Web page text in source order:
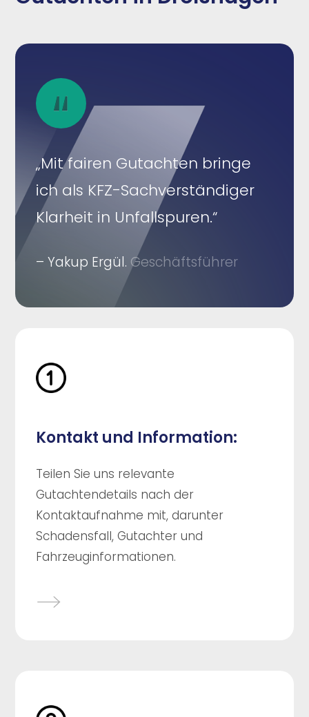
„Mit fairen Gutachten bringe
ich als KFZ-Sachverständiger
Klarheit in Unfallspuren.“
– Yakup Ergül. Geschäftsführer
Kontakt und Information:
Teilen Sie uns relevante
Gutachtendetails nach der
Kontaktaufnahme mit, darunter
Schadensfall, Gutachter und
Fahrzeuginformationen.